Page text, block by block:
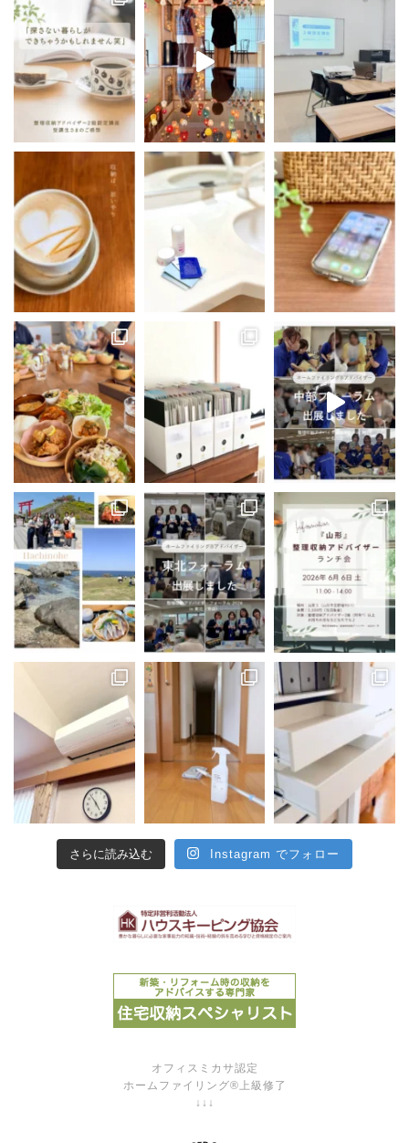
さらに読み込む Instagram でフォロー
オフィスミカサ認定
ホームファイリング®上級修了
↓↓↓